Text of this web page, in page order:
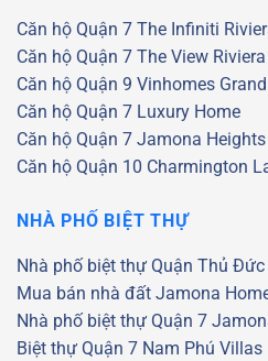
Căn hộ Quận 7 The Infiniti
Căn hộ Quận 7 The View
Căn hộ Quận 9 Vinhomes
Căn hộ Quận 7 Luxury Home
Căn hộ Quận 7 Jamona Heights
Căn hộ Quận 10 Charmington
NHÀ PHỐ BIỆT THỰ
Nhà phố biệt thự Quận Thủ Đức
Mua bán nhà đất Jamona
Nhà phố biệt thự Quận 7
Biệt thự Quận 7 Nam Phú Villas